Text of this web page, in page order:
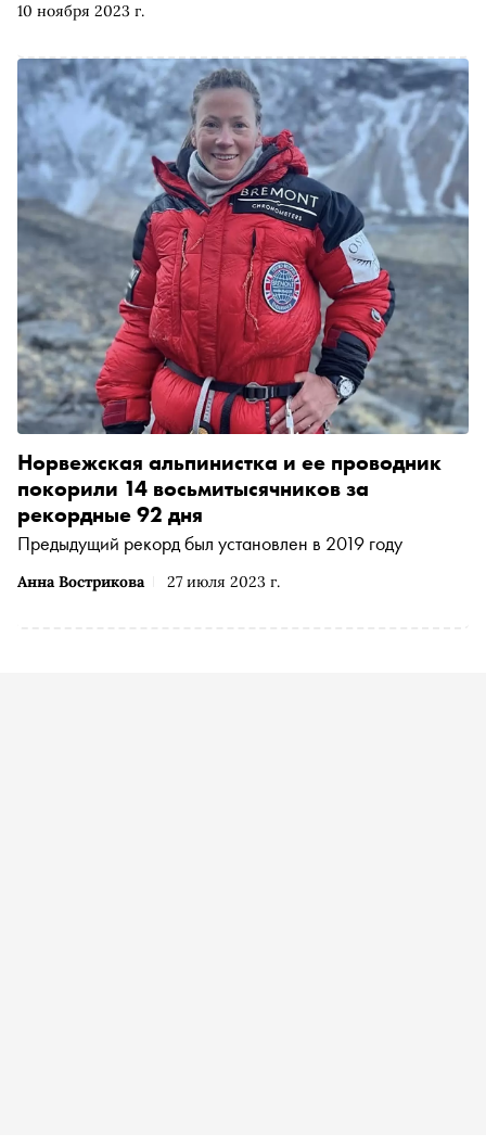
10 ноября 2023 г.
Паблишер» «Сноб» публикует отрывок
Анна Вострикова 27 июля 2023 г.
Норвежская альпинистка и ее проводник
покорили 14 восьмитысячников за
рекордные 92 дня
Предыдущий рекорд был установлен в 2019 году